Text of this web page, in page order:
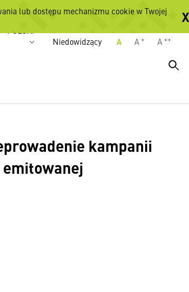
językowe
Niedowidzący
A A + A ++
kampanii
lub dostępu mechanizmu cookie w Twojej
X